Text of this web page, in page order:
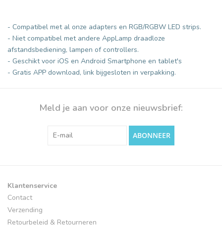
- Compatibel met al onze adapters en RGB/RGBW LED strips.
- Niet compatibel met andere AppLamp draadloze
afstandsbediening, lampen of controllers.
- Geschikt voor iOS en Android Smartphone en tablet's
- Gratis APP download, link bijgesloten in verpakking.
Meld je aan voor onze nieuwsbrief:
ABONNEER
Klantenservice
Contact
Verzending
Retourbeleid & Retourneren